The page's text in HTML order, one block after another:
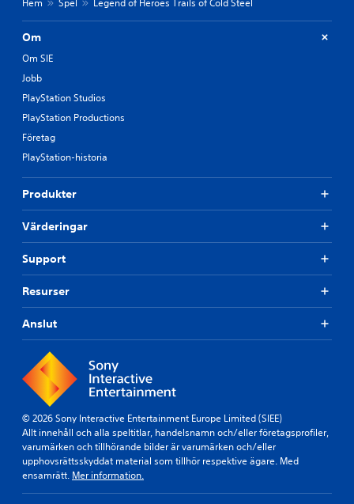
Om
Om SIE
Jobb
PlayStation Studios
PlayStation Productions
Företag
PlayStation-historia
Produkter
Värderingar
Support
Resurser
Anslut
© 2026 Sony Interactive Entertainment Europe Limited (SIEE)
Allt innehåll och alla speltitlar, handelsnamn och/eller företagsprofiler,
varumärken och tillhörande bilder är varumärken och/eller
upphovsrättsskyddat material som tillhör respektive ägare. Med
ensamrätt. Mer information.